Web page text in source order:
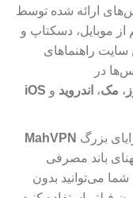
ارائه شده توسط
موبایل، دسکتاپ و
سایت راهنماهای
در
، مک، اندروید و iOS
بزرگ MahVPN
باند مصرفی
می‌توانید بدون